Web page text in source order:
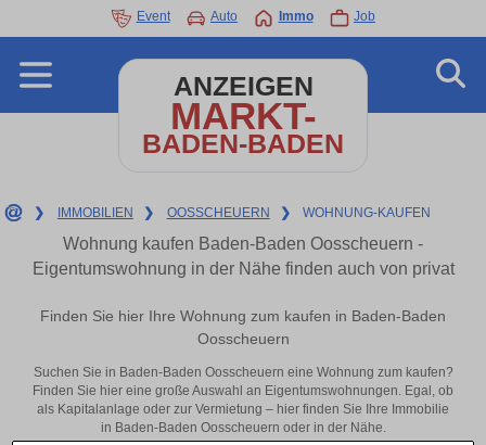
Event Auto Immo Job
ANZEIGEN
MARKT-
BADEN-BADEN
❯ IMMOBILIEN ❯ OOSSCHEUERN ❯ WOHNUNG-KAUFEN
Wohnung kaufen Baden-Baden Oosscheuern -
Eigentumswohnung in der Nähe finden auch von privat
Finden Sie hier Ihre Wohnung zum kaufen in Baden-Baden
Oosscheuern
Suchen Sie in Baden-Baden Oosscheuern eine Wohnung zum kaufen?
Finden Sie hier eine große Auswahl an Eigentumswohnungen. Egal, ob
als Kapitalanlage oder zur Vermietung – hier finden Sie Ihre Immobilie
in Baden-Baden Oosscheuern oder in der Nähe.